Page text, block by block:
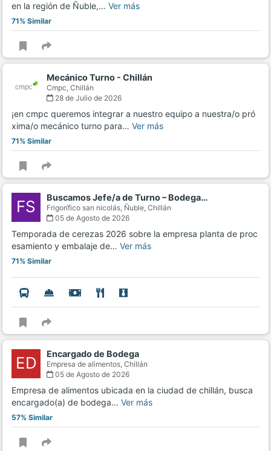
en la región de Ñuble,… Ver más
71% Similar
Mecánico Turno - Chillán
Cmpc, Chillán
28 de Julio de 2026
¡en cmpc queremos integrar a nuestro equipo a nuestra/o pró
xima/o mecánico turno para… Ver más
71% Similar
FS Buscamos Jefe/a de Turno – Bodega…
Frigorífico san nicolás, Ñuble, Chillán
05 de Agosto de 2026
Temporada de cerezas 2026 sobre la empresa planta de proc
esamiento y embalaje de… Ver más
71% Similar
ED Encargado de Bodega
Empresa de alimentos, Chillán
05 de Agosto de 2026
Empresa de alimentos ubicada en la ciudad de chillán, busca
encargado(a) de bodega… Ver más
57% Similar